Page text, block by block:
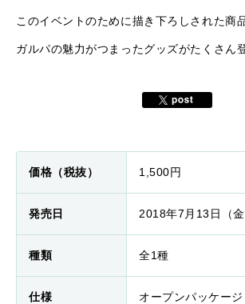
このイベントのために描き下ろしされた商
ガルパの魅力がつまったグッズがたくさん
価格（税抜） 1,500円
発売日 2018年7月13日（金
種類 全1種
仕様 オープンパッケージ